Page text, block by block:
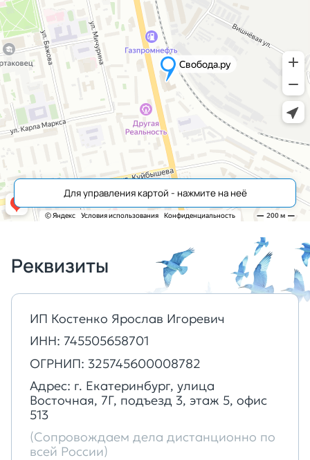
Для управления картой - нажмите на неё
Реквизиты
ИП Костенко Ярослав Игоревич
ИНН: 745505658701
ОГРНИП: 325745600008782
Адрес: г. Екатеринбург, улица
Восточная, 7Г, подъезд 3, этаж 5, офис
513
(Сопровождаем дела дистанционно по
всей России)